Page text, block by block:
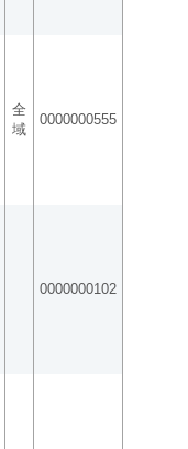
全
域
0000000555
0000000102